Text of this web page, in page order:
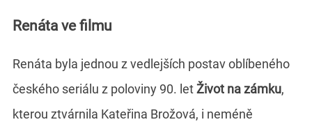
Renáta ve filmu
Renáta byla jednou z vedlejších postav oblíbeného
českého seriálu z poloviny 90. letŽivot na zámku,
kterou ztvárnila Kateřina Brožová, i neméně